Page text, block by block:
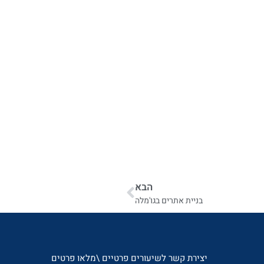
הבא
בניית אתרים בגו'מלה
יצירת קשר לשיעורים פרטיים \מלאו פרטים